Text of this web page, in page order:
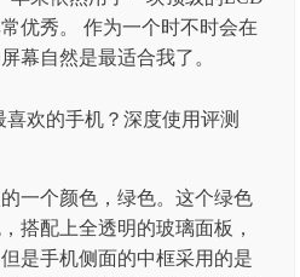
优秀。 作为一个时不时会在
幕自然是最适合我了。
一个颜色，绿色。这个绿色
搭配上全透明的玻璃面板，
是手机侧面的中框采用的是